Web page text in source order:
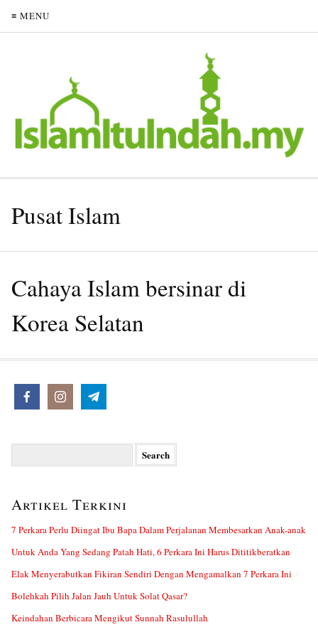
≡ MENU
Pusat Islam
Cahaya Islam bersinar di
Korea Selatan
Artikel Terkini
7 Perkara Perlu Diingat Ibu Bapa Dalam Perjalanan Membesarkan Anak-anak
Untuk Anda Yang Sedang Patah Hati, 6 Perkara Ini Harus Dititikberatkan
Elak Menyerabutkan Fikiran Sendiri Dengan Mengamalkan 7 Perkara Ini
Bolehkah Pilih Jalan Jauh Untuk Solat Qasar?
Keindahan Berbicara Mengikut Sunnah Rasulullah